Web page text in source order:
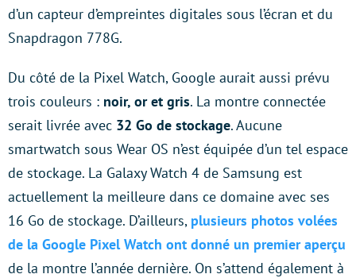
d’un capteur d’empreintes digitales sous l’écran et du
Snapdragon 778G.
Du côté de la Pixel Watch, Google aurait aussi prévu
trois couleurs : noir, or et gris. La montre connectée
serait livrée avec 32 Go de stockage. Aucune
smartwatch sous Wear OS n’est équipée d’un tel espace
de stockage. La Galaxy Watch 4 de Samsung est
actuellement la meilleure dans ce domaine avec ses
16 Go de stockage. D’ailleurs, plusieurs photos volées
de la Google Pixel Watch ont donné un premier aperçu
de la montre l’année dernière. On s’attend également à